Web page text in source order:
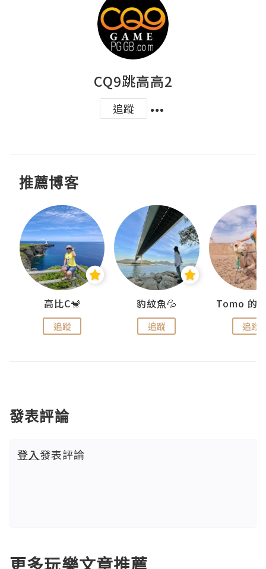
CQ9跳高高2
追蹤
推薦博客
高比C🐒
追蹤
豹紋魚💦
追蹤 追蹤
發表評論
登入發表評論